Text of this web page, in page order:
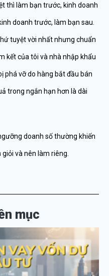
thì làm bạn trước, kinh doanh
doanh trước, làm bạn sau.
tuyệt vời nhất nhưng chuẩn
kết của tôi và nhà nhập khẩu
phá vỡ do hàng bắt đầu bán
trong ngắn hạn hơn là dài
doanh số thường khiến
và nên làm riêng.
mục